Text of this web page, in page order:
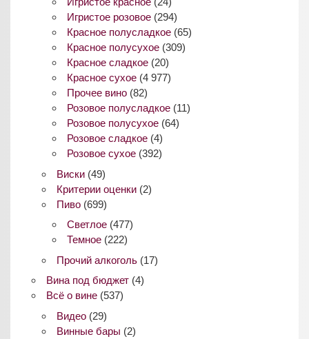
Игристое розовое (294)
Красное полусладкое (65)
Красное полусухое (309)
Красное сладкое (20)
Красное сухое (4 977)
Прочее вино (82)
Розовое полусладкое (11)
Розовое полусухое (64)
Розовое сладкое (4)
Розовое сухое (392)
Виски(49)
Критерии оценки(2)
Пиво(699)
Светлое (477)
Темное (222)
Прочий алкоголь(17)
Вина под бюджет(4)
Всё о вине(537)
Видео(29)
Винные бары (2)